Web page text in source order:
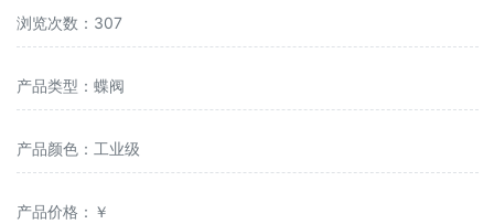
浏览次数：307
产品类型：蝶阀
产品颜色：工业级
产品价格：￥